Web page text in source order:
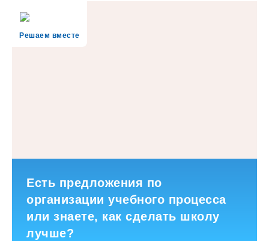
Решаем вместе
Есть предложения по
организации учебного процесса
или знаете, как сделать школу
лучше?